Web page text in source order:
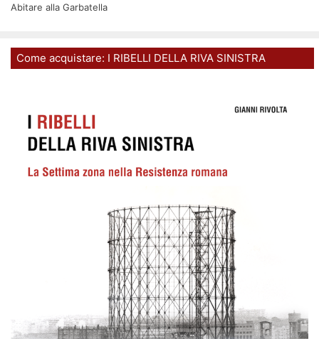
Abitare alla Garbatella
Come acquistare: I RIBELLI DELLA RIVA SINISTRA